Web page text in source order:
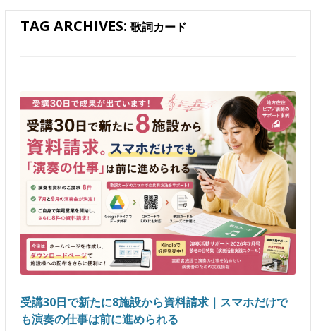
TAG ARCHIVES: 歌詞カード
受講30日で新たに8施設から資料請求｜スマホだけで
も演奏の仕事は前に進められる